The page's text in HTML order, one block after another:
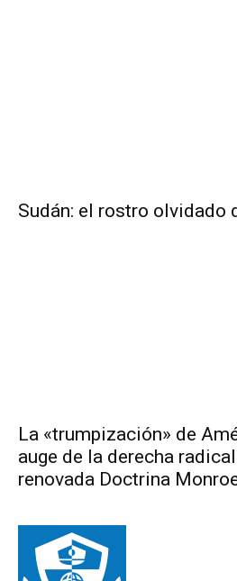
Sudán: el rostro olvidado
La «trumpización» de
auge de la derecha
renovada Doctrina